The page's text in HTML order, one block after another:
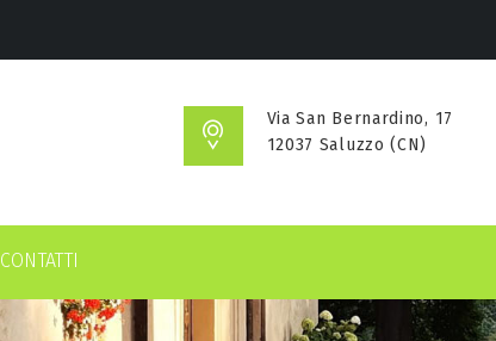
Via San Bernardino, 17
12037 Saluzzo (CN)
CONTATTI